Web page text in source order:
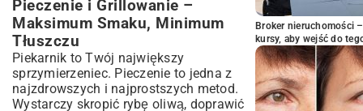
Pieczenie i Grillowanie –
Maksimum Smaku, Minimum
Tłuszczu
Piekarnik to Twój największy
sprzymierzeniec. Pieczenie to jedna z
najzdrowszych i najprostszych metod.
Wystarczy skropić rybę oliwą, doprawić
Broker nieruchomości
kursy, aby wejść do